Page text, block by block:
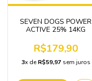
SEVEN DOGS POWER
ACTIVE 25% 14KG
R$179,90
3x deR$59,97sem juros